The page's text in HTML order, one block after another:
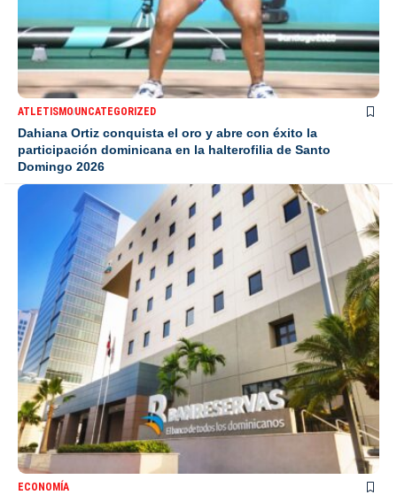
ATLETISMOUNCATEGORIZED
Dahiana Ortiz conquista el oro y abre con éxito la
participación dominicana en la halterofilia de Santo
Domingo 2026
ECONOMÍA